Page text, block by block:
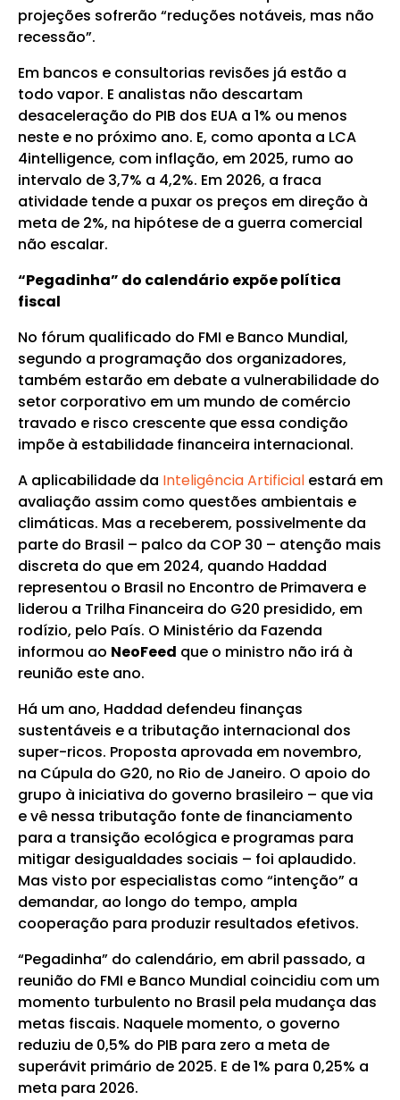
projeções sofrerão “reduções notáveis, mas não
recessão”.
Em bancos e consultorias revisões já estão a
todo vapor. E analistas não descartam
desaceleração do PIB dos EUA a 1% ou menos
neste e no próximo ano. E, como aponta a LCA
4intelligence, com inflação, em 2025, rumo ao
intervalo de 3,7% a 4,2%. Em 2026, a fraca
atividade tende a puxar os preços em direção à
meta de 2%, na hipótese de a guerra comercial
não escalar.
“Pegadinha” do calendário expõe política
fiscal
No fórum qualificado do FMI e Banco Mundial,
segundo a programação dos organizadores,
também estarão em debate a vulnerabilidade do
setor corporativo em um mundo de comércio
travado e risco crescente que essa condição
impõe à estabilidade financeira internacional.
A aplicabilidade da Inteligência Artificialestará em
avaliação assim como questões ambientais e
climáticas. Mas a receberem, possivelmente da
parte do Brasil – palco da COP 30 – atenção mais
discreta do que em 2024, quando Haddad
representou o Brasil no Encontro de Primavera e
liderou a Trilha Financeira do G20 presidido, em
rodízio, pelo País. O Ministério da Fazenda
informou ao NeoFeed que o ministro não irá à
reunião este ano.
Há um ano, Haddad defendeu finanças
sustentáveis e a tributação internacional dos
super-ricos. Proposta aprovada em novembro,
na Cúpula do G20, no Rio de Janeiro. O apoio do
grupo à iniciativa do governo brasileiro – que via
e vê nessa tributação fonte de financiamento
para a transição ecológica e programas para
mitigar desigualdades sociais – foi aplaudido.
Mas visto por especialistas como “intenção” a
demandar, ao longo do tempo, ampla
cooperação para produzir resultados efetivos.
“Pegadinha” do calendário, em abril passado, a
reunião do FMI e Banco Mundial coincidiu com um
momento turbulento no Brasil pela mudança das
metas fiscais. Naquele momento, o governo
reduziu de 0,5% do PIB para zero a meta de
superávit primário de 2025. E de 1% para 0,25% a
meta para 2026.